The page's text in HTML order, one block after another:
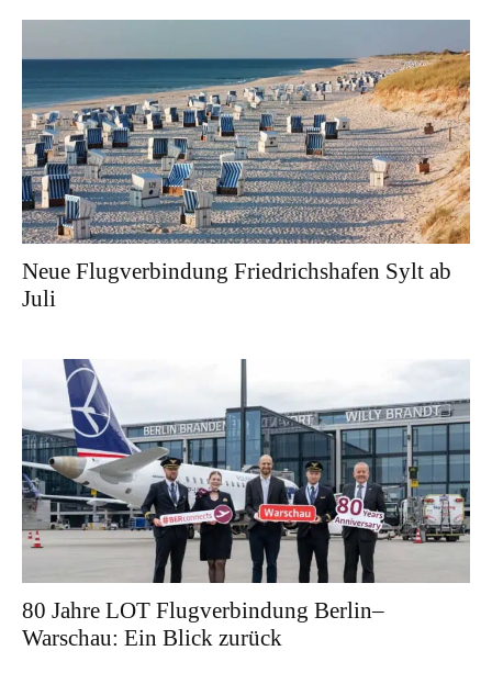
Neue Flugverbindung Friedrichshafen Sylt ab
Juli
80 Jahre LOT Flugverbindung Berlin–
Warschau: Ein Blick zurück